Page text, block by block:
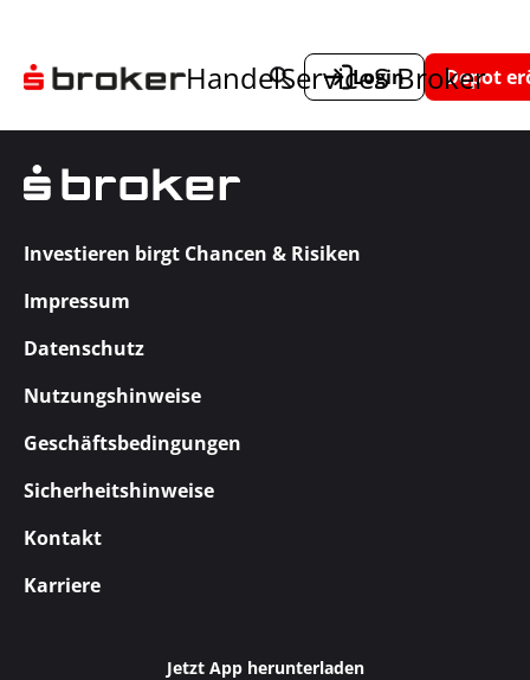
HandelServiceS Broker
Login Depot
Investieren birgt Chancen & Risiken
Impressum
Datenschutz
Nutzungshinweise
Geschäftsbedingungen
Sicherheitshinweise
Kontakt
Karriere
Jetzt App herunterladen